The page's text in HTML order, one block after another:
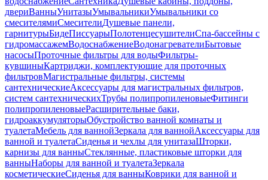
двериВанныУнитазыУмывальникиУмывальники со
смесителямиСмесителиДушевые панели,
гарнитурыБидеПиссуарыПолотенцесушителиСпа-бассейны с
гидромассажемВодоснабжениеВодонагревателиБытовые
насосыПроточные фильтры для водыФильтры-
кувшиныКартриджи, комплектующие для проточных
фильтровМагистральные фильтры, системы
сантехническиеАксессуары для магистральных фильтров,
систем сантехническихТрубы полипропиленовыеФитинги
полипропиленовыеРасширительные баки,
гидроаккумуляторыОбустройство ванной комнаты и
туалетаМебель для ваннойЗеркала для ваннойАксессуары для
ванной и туалетаСиденья и чехлы для унитазаШторки,
карнизы для ванныСтеклянные, пластиковые шторки для
ванныНаборы для ванной и туалетаЗеркала
косметическиеСиденья для ванныКоврики для ванной и